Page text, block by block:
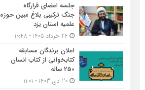
جلسه اعضای قرارگاه
جنگ ترکیبی بلاغ مبین حوزه
علمیه استان یزد
اعلان برندگان مسابقه
کتابخوانی از کتاب انسان
250 ساله